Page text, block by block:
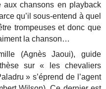
aux chansons en playback
qu’il sous-entend à quel
trompeuses et donc que
la chanson…
(Agnès Jaoui), guide
sur « les chevaliers
» s’éprend de l’agent